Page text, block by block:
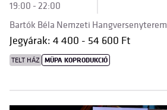
19:00 - 22:00
Bartók Béla Nemzeti Hangversenyterem
Jegyárak: 4 400 - 54 600 Ft
TELT HÁZ MÜPA KOPRODUKCIÓ